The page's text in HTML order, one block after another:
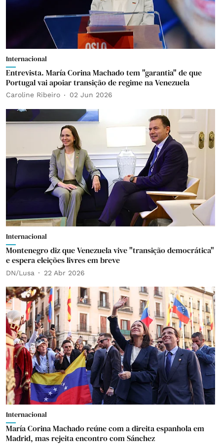
Internacional
Entrevista. María Corina Machado tem "garantia" de que
Portugal vai apoiar transição de regime na Venezuela
Caroline Ribeiro 02 Jun 2026
Internacional
Montenegro diz que Venezuela vive "transição democrática"
e espera eleições livres em breve
DN/Lusa 22 Abr 2026
Internacional
María Corina Machado reúne com a direita espanhola em
Madrid, mas rejeita encontro com Sánchez